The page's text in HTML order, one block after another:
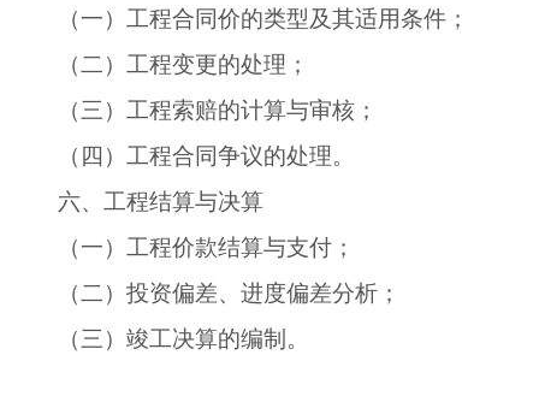
（一）工程合同价的类型及其适用条件；
（二）工程变更的处理；
（三）工程索赔的计算与审核；
（四）工程合同争议的处理。
六、工程结算与决算
（一）工程价款结算与支付；
（二）投资偏差、进度偏差分析；
（三）竣工决算的编制。